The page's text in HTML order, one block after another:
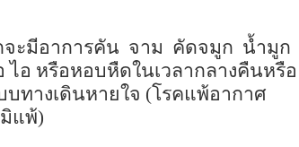
ะมีอาการคัน จาม คัดจมูก น้ำมูก
ไอ หรือหอบหืดในเวลากลางคืนหรือ
ทางเดินหายใจ (โรคแพ้อากาศ
แพ้)